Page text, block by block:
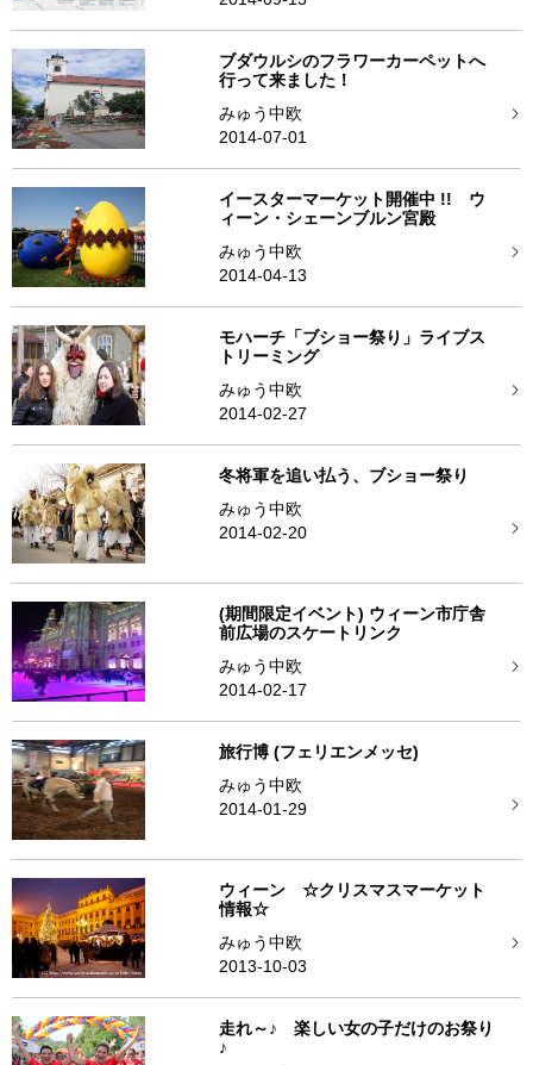
ブダウルシのフラワーカーペットへ
行って来ました！
みゅう中欧
2014-07-01
イースターマーケット開催中 !! ウ
ィーン・シェーンブルン宮殿
みゅう中欧
2014-04-13
モハーチ「ブショー祭り」ライブス
トリーミング
みゅう中欧
2014-02-27
冬将軍を追い払う、ブショー祭り
みゅう中欧
2014-02-20
(期間限定イベント) ウィーン市庁舎
前広場のスケートリンク
みゅう中欧
2014-02-17
旅行博 (フェリエンメッセ)
みゅう中欧
2014-01-29
ウィーン ☆クリスマスマーケット
情報☆
みゅう中欧
2013-10-03
走れ～♪ 楽しい女の子だけのお祭り
♪